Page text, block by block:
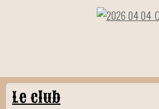
Le club